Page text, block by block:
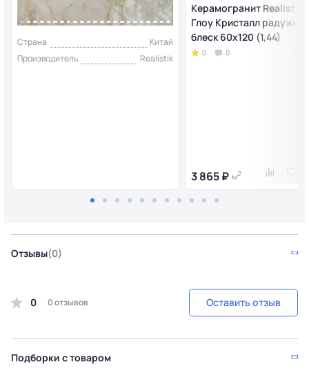
Страна
Китай
Производитель
Realistik
Керамогранит Realistik
Глоу Кристалл
блеск 60x120 (1,44)
0 0
3 865 ₽ м2
Отзывы(0)
0 0 отзывов Оставить отзыв
Подборки с товаром